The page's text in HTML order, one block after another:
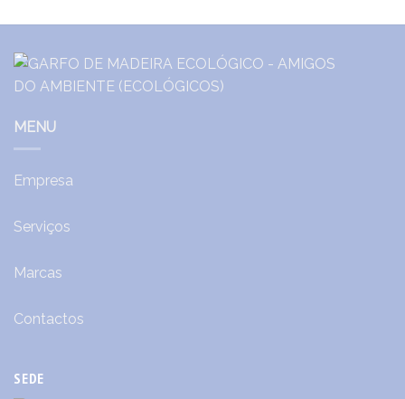
MENU
Empresa
Serviços
Marcas
Contactos
SEDE